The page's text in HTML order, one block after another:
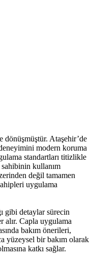
dönüşmüştür. Ataşehir’de
modern koruma
standartları titizlikle
kullanım
değil tamamen
uygulama
gibi detaylar sürecin
alır. Capla uygulama
bakım önerileri,
yüzeysel bir bakım olarak
katkı sağlar.